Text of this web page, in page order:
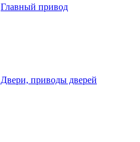
Главный привод
Двери, приводы дверей